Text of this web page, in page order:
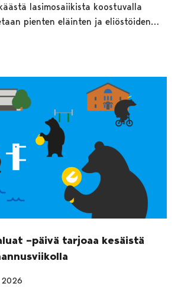
lasimosaiikista koostuvalla
pienten eläinten ja eliöstöiden…
–päivä tarjoaa kesäistä
2026